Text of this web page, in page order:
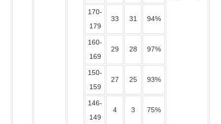
170-
179
33 31 94%
160-
169
29 28 97%
150-
159
27 25 93%
146-
149
4 3 75%